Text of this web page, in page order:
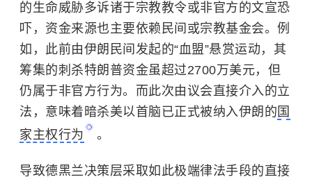
的生命威胁多诉诸于宗教教令或非官方的文宣恐
吓，资金来源也主要依赖民间或宗教基金会。例
如，此前由伊朗民间发起的“血盟”悬赏运动，其
筹集的刺杀特朗普资金虽超过2700万美元，但
仍属于非官方行为。而此次由议会直接介入的立
法，意味着暗杀美以首脑已正式被纳入伊朗的 国
家主权行为
。
导致德黑兰决策层采取如此极端律法手段的直接